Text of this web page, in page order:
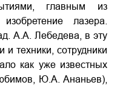
главным из
лазера.
А.А. Лебедева, в эту
и техники, сотрудники
как уже известных
Ю.А. Ананьев),